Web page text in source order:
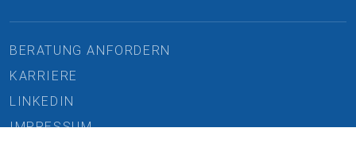
BERATUNG ANFORDERN
KARRIERE
LINKEDIN
IMPRESSUM